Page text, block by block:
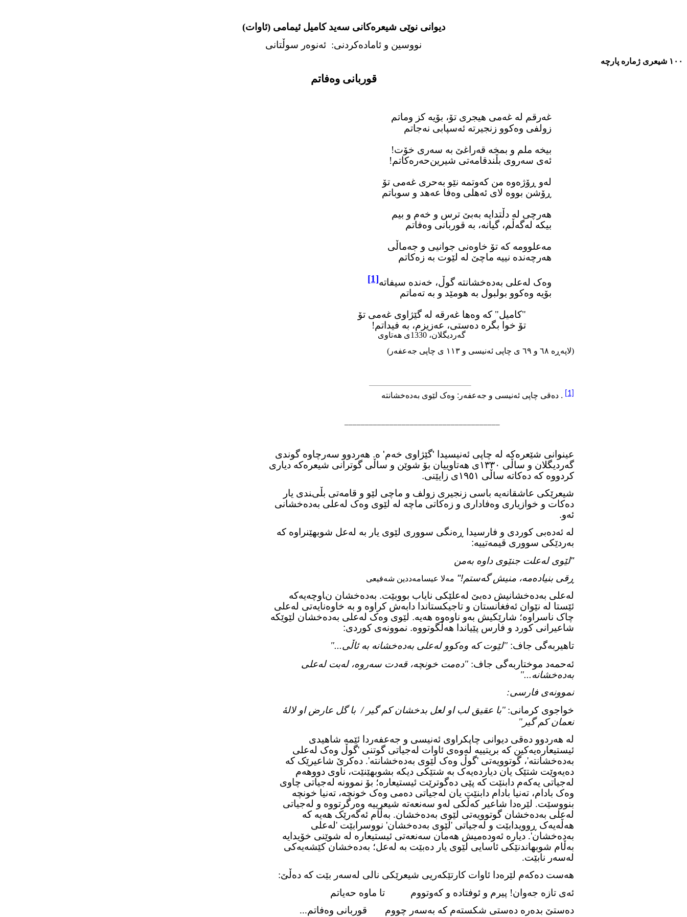
دیوانی نوێی شیعره‌کانی سه‌ید کامیل ئیمامی (ئاوات)
نووسین و ئاماده‌کردنی: ئه‌نوه‌ر سوڵتانی
پارچە شیعری ژمارە ١٠٠
قوربانی وەفاتم
غەرقم لە غەمی هیجری تۆ، بۆیە کز وماتم
زولفی وەکوو زنجیرته ئەسپابی نەجاتم
بیخه ملم و بمخه قەراغێ بە سەری خۆت!
ئەی سەروی بڵندقامەتی شیرین‌حەرەکاتم!
لەو ڕۆژەوه من کەوتمه نێو بەحری غەمی تۆ
ڕۆشن بووه لای ئەهلی وەفا عەهد و سوباتم
هەرچی له دڵتدایه بەبێ ترس و خەم و بیم
بیکه لەگەڵم، گیانه، به قوربانی وەفاتم
مەعلوومه که تۆ خاوەنی جوانیی و جەماڵی
هەرچەنده نییه ماچێ له لێوت به زەکاتم
وەک لەعلی بەدەخشانته گوڵ، خەنده سیفاتە[1]
بۆیه وەکوو بولبول به هومێد و به تەماتم
"کامیل" که وەها غەرقه له گێژاوی غەمی تۆ
تۆ خوا بگره دەستی، عەزیزم، بە فیداتم!
گەردیگلان، 1330ی هەتاوی
(لاپەڕە ٦٨ و ٦٩ ی چاپی ئەنیسی و ١١٣ ی چاپی جەعفەر)
[1] . دەقی چاپی ئەنیسی و جەعفەر: وەک لێوی بەدەخشانتە
عینوانی شێعرەکە لە چاپی ئەنیسیدا 'گێژاوی خەم' ە. هەردوو سەرچاوە گوندی
گەردیگلان و ساڵی ١٣٣٠ی هەتاوییان بۆ شوێن و ساڵی گوترانی شیعرەکە دیاری
کردووە کە دەکاتە ساڵی ١٩٥١ی زایێنی.
شیعرێکی عاشقانەیە باسی زنجیری زولف و ماچی لێو و قامەتی بڵیندی یار
دەکات و خوازیاری وەفاداری و زەکاتی ماچە لە لێوی وەک لەعلی بەدەخشانی
ئەو.
لە ئەدەبی کوردی و فارسیدا ڕەنگی سووری لێوی یار بە لەعل شوبهێنراوە کە
بەردێکی سووری قیمەتییە:
"لێوی لەعلت جنێوی داوە بەمن
ڕقی بنیادەمە، منیش گەستم!" مەلا عیسامەددین شەفیعی
لەعلی بەدەخشانیش دەبێ لەعلێکی نایاب بووبێت. بەدەخشان ناوچەیەکە
ئێستا لە نێوان ئەفغانستان و تاجیکستاندا دابەش کراوە و بە خاوەنایەتی لەعلی
چاک ناسراوە؛ شارێکیش بەو ناوەوە هەیە. لێوی وەک لەعلی بەدەخشان لێوێکە
شاعیرانی کورد و فارس پێیاندا هەڵگوتووە. نموونەی کوردی:
تاهیربەگی جاف:"لێوت کە وەکوو لەعلی بەدەخشانە بە ئاڵی..."
ئەحمەد موختاربەگی جاف:"دەمت خونچە، قەدت سەروە، لەبت لەعلی
بەدەخشانە..."
نموونەی فارسی:
خواجوی کرمانی: "با عقیق لب او لعلبدخشانکم گیر / با گل عارض او لالهٔ
نعمان کم گیر"
لە هەردوو دەقی دیوانی چاپکراوی ئەنیسی و جەعفەردا ئێمە شاهیدی
ئیستیعارەیەکین کە بریتییە لەوەی ئاوات لەجیاتی گوتنی 'گوڵ وەک لەعلی
بەدەخشانتە'، گوتوویەتی 'گوڵ وەک لێوی بەدەخشانتە'. دەکرێ شاعیرێک کە
دەیەوێت شتێک یان دیاردەیەک بە شتێکی دیکە بشوبهێنێت، ناوی دووهەم
لەجیاتی یەکەم دابنێت کە پێی دەگوترێت ئیستیعارە؛ بۆ نموونە لەجیاتی چاوی
وەک بادام، تەنیا بادام دابنێت یان لەجیاتی دەمی وەک خونچە، تەنیا خونچە
بنووسێت. لێرەدا شاعیر کەڵکی لەو سەنعەتە شیعرییە وەرگرتووە و لەجیاتی
لەعلی بەدەخشان گوتوویەتی لێوی بەدەخشان. بەڵام ئەگەرێک هەیە کە
هەڵەیەک ڕوویدابێت و لەجیاتی 'لێوی بەدەخشان' نووسرابێت 'لەعلی
بەدەخشان'. دیارە ئەودەمیش هەمان سەنعەتی ئیستیعارە لە شوێنی خۆیدایە
بەڵام شوبهاندنێکی ئاسایی لێوی یار دەبێت بە لەعل؛ بەدەخشان کێشەیەکی
لەسەر نابێت.
هەست دەکەم لێرەدا ئاوات کارتێکەریی شیعرێکی نالی لەسەر بێت کە دەڵێ:
ئەی تازە جەوان! پیرم و ئوفتادە و کەوتووم تا ماوە حەیاتم
دەستێ بدەرە دەستی شکستەم کە بەسەر چووم قوربانی وەفاتم...